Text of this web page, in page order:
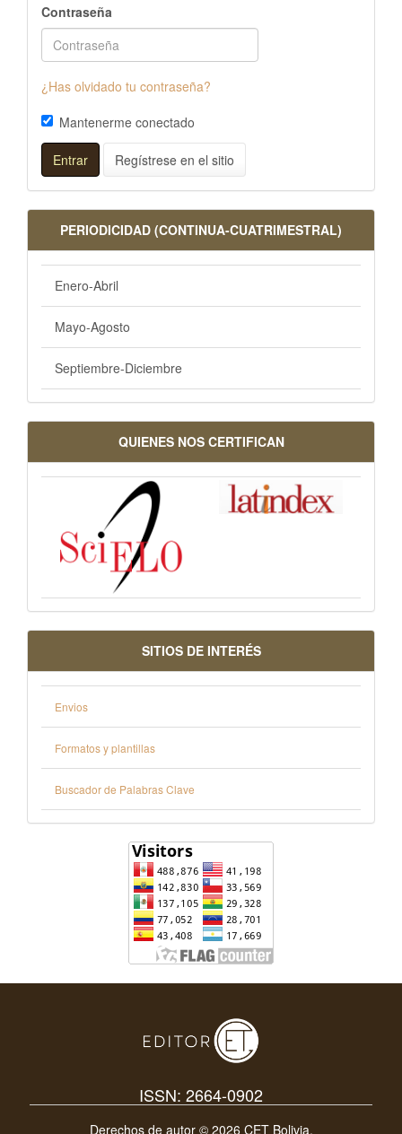
Contraseña
¿Has olvidado tu contraseña?
Mantenerme conectado
Entrar Regístrese en el sitio
PERIODICIDAD (CONTINUA-CUATRIMESTRAL)
Enero-Abril
Mayo-Agosto
Septiembre-Diciembre
QUIENES NOS CERTIFICAN
SITIOS DE INTERÉS
Envios
Formatos y plantillas
Buscador de Palabras Clave
ISSN: 2664-0902
Derechos de autor © 2026 CET Bolivia,